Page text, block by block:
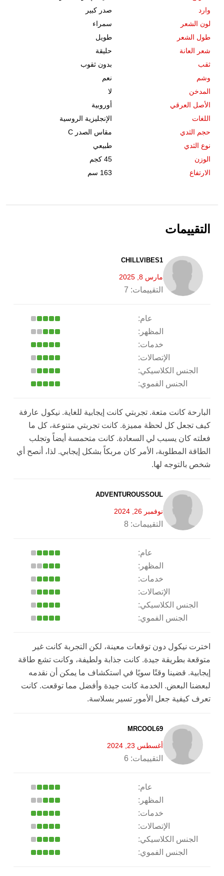
وارد
صدر كبير
لون الشعر
سمراء
طول الشعر
طويل
شعر العانة
حليقة
ثقب
بدون ثقوب
وشم
نعم
المدخن
لا
الأصل العرقي
أوروبية
اللغات
الإنجليزية الروسية
حجم الثدي
مقاس الصدر C
نوع الثدي
طبيعي
الوزن
45 كجم
الارتفاع
163 سم
التقييمات
CHILLVIBES1
مارس 8, 2025
التقييمات: 7
عام:
المظهر:
خدمات:
الإتصالات:
الجنس الكلاسيكي:
الجنس الفموي:
البارحة كانت متعة. تجربتي كانت إيجابية للغاية. نيكول عارفة
كيف تجعل كل لحظة مميزة. كانت تجربتي متنوعة، كل ما
فعلته كان يسبب لي السعادة. كانت متحمسة أيضاً وتجلب
الطاقة المطلوبة، الأمر كان مربكاً بشكل إيجابي. لذا، أنصح أي
شخص بالتوجه لها.
ADVENTUROUSSOUL
نوفمبر 26, 2024
التقييمات: 8
عام:
المظهر:
خدمات:
الإتصالات:
الجنس الكلاسيكي:
الجنس الفموي:
اخترت نيكول دون توقعات معينة، لكن التجربة كانت غير
متوقعة بطريقة جيدة. كانت جذابة ولطيفة، وكانت تشع طاقة
إيجابية. قضينا وقتًا سويًا في استكشاف ما يمكن أن نقدمه
لبعضنا البعض. الخدمة كانت جيدة وأفضل مما توقعت. كانت
تعرف كيفية جعل الأمور تسير بسلاسة.
MRCOOL69
أغسطس 23, 2024
التقييمات: 6
عام:
المظهر:
خدمات:
الإتصالات:
الجنس الكلاسيكي:
الجنس الفموي: